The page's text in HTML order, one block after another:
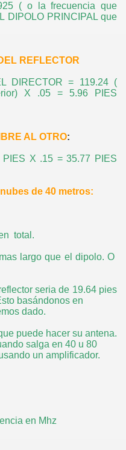
( o la frecuencia que
DIPOLO PRINCIPAL que
REFLECTOR
= 119.24 (
X .05 = 5.96 PIES
AL OTRO:
X .15 = 35.77 PIES
de 40 metros:
total.
largo que el dipolo. O
seria de 19.64 pies
basándonos en
dado.
puede hacer su antena.
salga en 40 u 80
un amplificador.
en Mhz